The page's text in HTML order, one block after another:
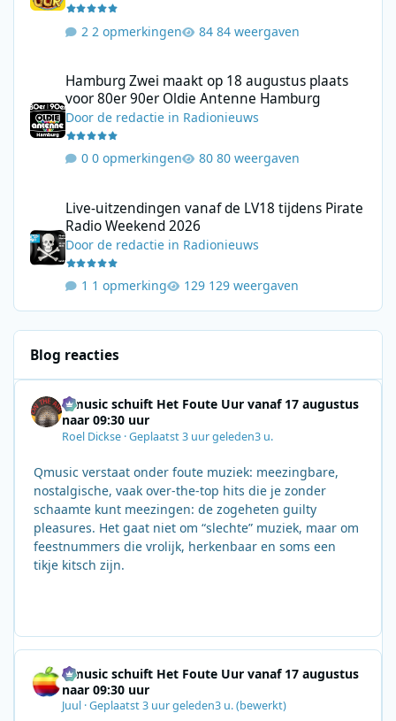
2 opmerkingen 84 weergaven
Hamburg Zwei maakt op 18 augustus plaats
voor 80er 90er Oldie Antenne Hamburg
Doorde redactie in Radionieuws
0 opmerkingen 80 weergaven
Live-uitzendingen vanaf de LV18 tijdens Pirate
Radio Weekend 2026
Doorde redactie in Radionieuws
1 opmerking 129 weergaven
Blog reacties
Qmusic schuift Het Foute Uur vanaf 17 augustus
naar 09:30 uur
Roel Dickse ·Geplaatst3 uur geleden3 u.
Qmusic verstaat onder foute muziek: meezingbare,
nostalgische, vaak over‑the‑top hits die je zonder
schaamte kunt meezingen: de zogeheten guilty
pleasures. Het gaat niet om “slechte” muziek, maar om
feestnummers die vrolijk, herkenbaar en soms een
tikje kitsch zijn.
Qmusic schuift Het Foute Uur vanaf 17 augustus
naar 09:30 uur
Juul ·Geplaatst3 uur geleden3 u.(bewerkt)